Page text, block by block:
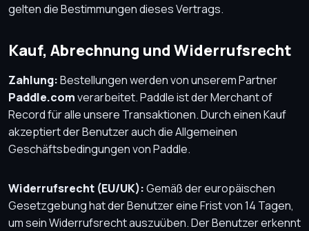
gelten die Bestimmungen dieses Vertrags.
Kauf, Abrechnung und Widerrufsrecht
Zahlung:Bestellungen werden von unserem Partner
Paddle.comverarbeitet. Paddle ist der Merchant of
Record für alle unsere Transaktionen. Durch einen Kauf
akzeptiert der Benutzer auch die Allgemeinen
Geschäftsbedingungen von Paddle.
Widerrufsrecht (EU/UK):Gemäß der europäischen
Gesetzgebung hat der Benutzer eine Frist von 14 Tagen,
um sein Widerrufsrecht auszuüben. Der Benutzer erkennt